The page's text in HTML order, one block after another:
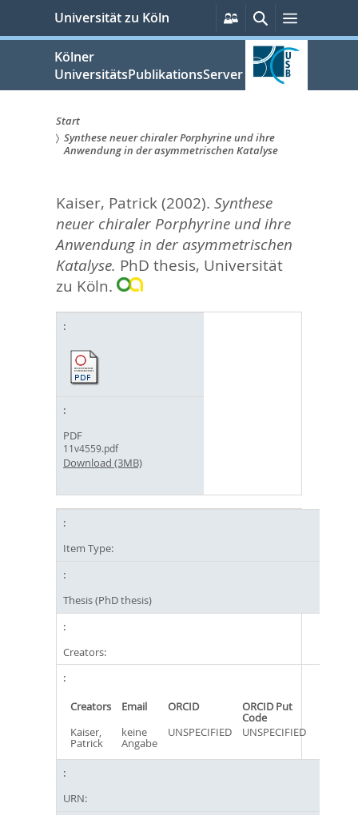
springen
Universität zu Köln
Persönliche
Services
SucheMenü
Kölner
UniversitätsPublikationsServer
Sie
hier:
Start
Synthese neuer chiraler Porphyrine und ihre
Anwendung in der asymmetrischen Katalyse
Kaiser, Patrick(2002). Synthese
neuer chiraler Porphyrine und ihre
Anwendung in der asymmetrischen
Katalyse. PhD thesis, Universität
zu Köln.
PDF
11v4559.pdf
Download (3MB)
Item Type:
Thesis (PhD thesis)
Creators:
Creators Email ORCID ORCID Put
Code
Kaiser,
Patrick
keine
Angabe
UNSPECIFIED UNSPECIFIED
URN: